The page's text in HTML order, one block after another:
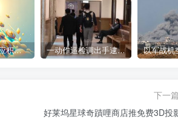
2024年牛市前应积累的9种加密货币 一动作逼检调出手逮人 陈盈助暴富史起底
下一
好莱坞星球奇蹟哩商店推免费3D投